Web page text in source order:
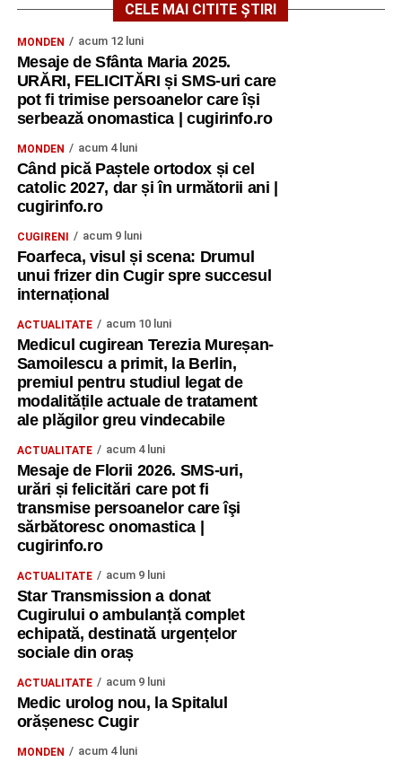
CELE MAI CITITE ȘTIRI
MONDEN acum 12 luni
Mesaje de Sfânta Maria 2025.
URĂRI, FELICITĂRI și SMS-uri care
pot fi trimise persoanelor care își
serbează onomastica | cugirinfo.ro
MONDEN acum 4 luni
Când pică Paștele ortodox și cel
catolic 2027, dar și în următorii ani |
cugirinfo.ro
CUGIRENI acum 9 luni
Foarfeca, visul și scena: Drumul
unui frizer din Cugir spre succesul
internațional
ACTUALITATE acum 10 luni
Medicul cugirean Terezia Mureșan-
Samoilescu a primit, la Berlin,
premiul pentru studiul legat de
modalitățile actuale de tratament
ale plăgilor greu vindecabile
ACTUALITATE acum 4 luni
Mesaje de Florii 2026. SMS-uri,
urări și felicitări care pot fi
transmise persoanelor care îşi
sărbătoresc onomastica |
cugirinfo.ro
ACTUALITATE acum 9 luni
Star Transmission a donat
Cugirului o ambulanță complet
echipată, destinată urgențelor
sociale din oraș
ACTUALITATE acum 9 luni
Medic urolog nou, la Spitalul
orășenesc Cugir
MONDEN acum 4 luni